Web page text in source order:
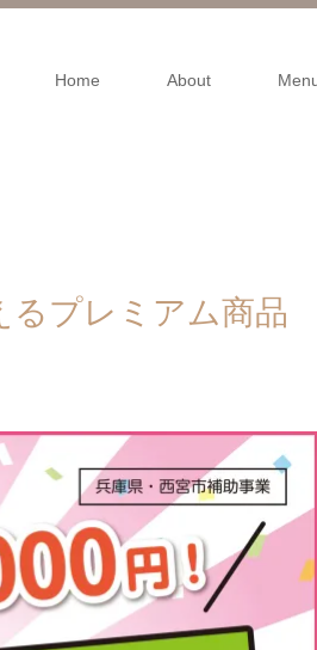
Home About
るプレミアム商品